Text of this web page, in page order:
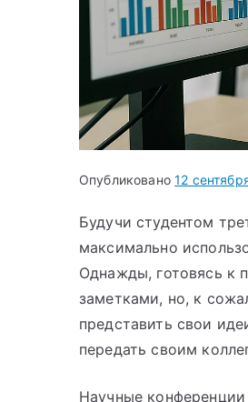
Опубликовано12
Будучи студентом
максимально
Однажды, готовясь к
заметками, но, к
представить свои
передать своим
Научные